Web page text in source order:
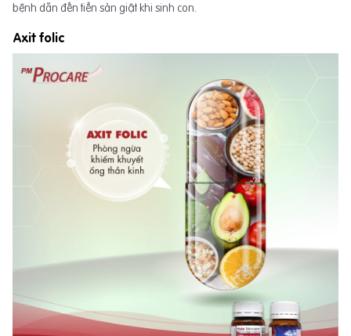
bệnh dẫn đến tiền sản giật khi sinh con.
Axit folic